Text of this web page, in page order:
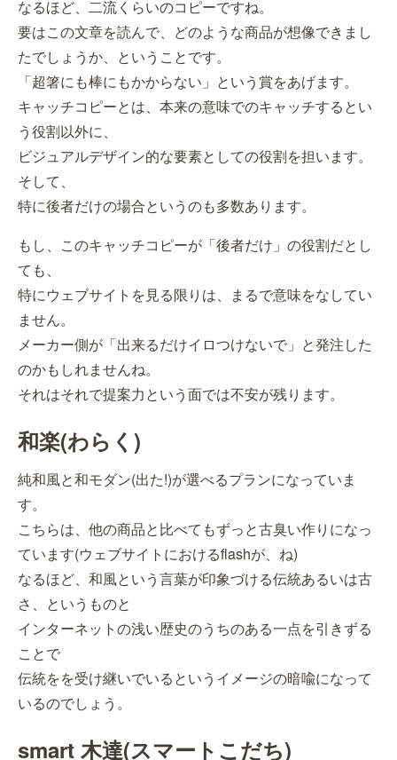
なるほど、二流くらいのコピーですね。
要はこの文章を読んで、どのような商品が想像できまし
たでしょうか、ということです。
「超箸にも棒にもかからない」という賞をあげます。
キャッチコピーとは、本来の意味でのキャッチするとい
う役割以外に、
ビジュアルデザイン的な要素としての役割を担います。
そして、
特に後者だけの場合というのも多数あります。
もし、このキャッチコピーが「後者だけ」の役割だとし
ても、
特にウェブサイトを見る限りは、まるで意味をなしてい
ません。
メーカー側が「出来るだけイロつけないで」と発注した
のかもしれませんね。
それはそれで提案力という面では不安が残ります。
和楽(わらく)
純和風と和モダン(出た!)が選べるプランになっていま
す。
こちらは、他の商品と比べてもずっと古臭い作りになっ
ています(ウェブサイトにおけるflashが、ね)
なるほど、和風という言葉が印象づける伝統あるいは古
さ、というものと
インターネットの浅い歴史のうちのある一点を引きずる
ことで
伝統をを受け継いでいるというイメージの暗喩になって
いるのでしょう。
smart 木達(スマートこだち)